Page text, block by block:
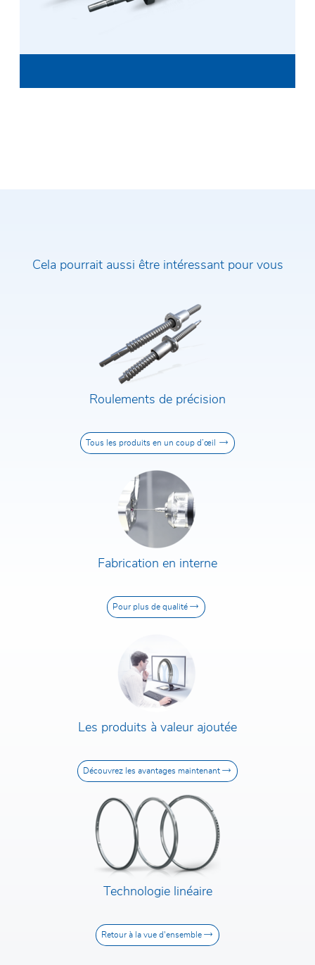
Rue et numéro de rue
Cela pourrait aussi être intéressant pour vous
Roulements de précision
Tous les produits en un coup d’œil
Fabrication en interne
Pour plus de qualité
Les produits à valeur ajoutée
Découvrez les avantages maintenant
Technologie linéaire
Retour à la vue d'ensemble